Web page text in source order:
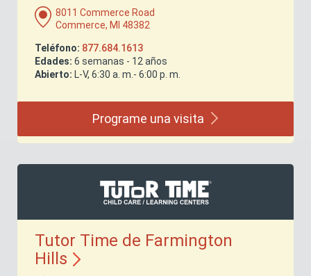
8011 Commerce Road
Commerce, MI 48382
Teléfono: 877.684.1613
Edades: 6 semanas - 12 años
Abierto: L-V, 6:30 a. m.- 6:00 p. m.
Programe una visita
Tutor Time de Farmington
Hills